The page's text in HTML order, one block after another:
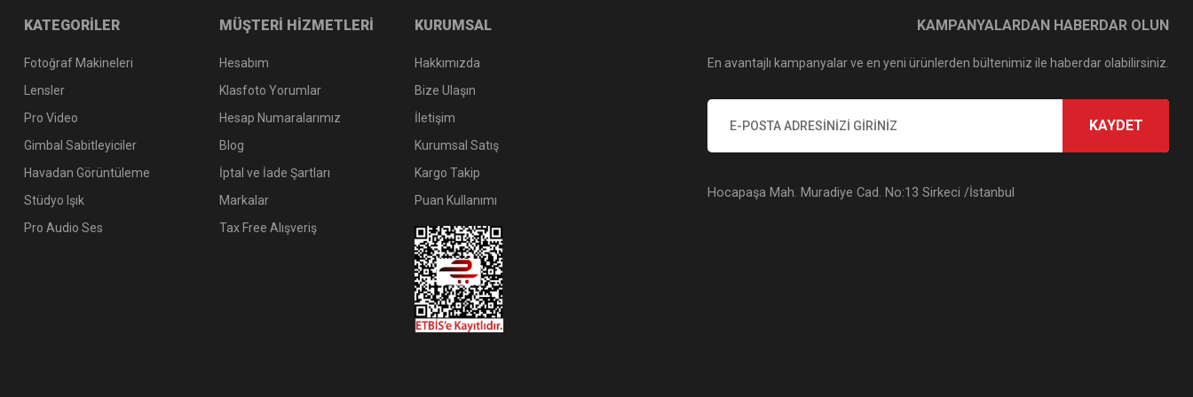
KATEGORİLER
Fotoğraf Makineleri
Lensler
Pro Video
Gimbal Sabitleyiciler
Havadan Görüntüleme
Stüdyo Işık
Pro Audio Ses
MÜŞTERİ HİZMETLERİ
Hesabım
Klasfoto Yorumlar
Hesap Numaralarımız
Blog
İptal ve İade Şartları
Markalar
Tax Free Alışveriş
KURUMSAL
Hakkımızda
Bize Ulaşın
İletişim
Kurumsal Satış
Kargo Takip
Puan Kullanımı
KAMPANYALARDAN HABERDAR OLUN
En avantajlı kampanyalar ve en yeni ürünlerden bültenimiz ile haberdar olabilirsiniz.
KAYDET
Hocapaşa Mah. Muradiye Cad. No:13 Sirkeci /İstanbul